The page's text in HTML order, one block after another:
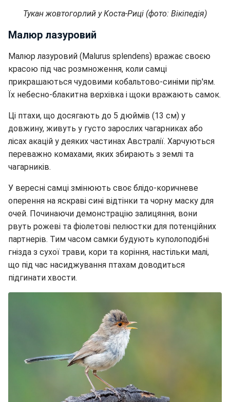
Тукан жовтогорлий у Коста-Риці (фото: Вікіпедія)
Малюр лазуровий
Малюр лазуровий (Malurus splendens) вражає своєю
красою під час розмноження, коли самці
прикрашаються чудовими кобальтово-синіми пір'ям.
Їх небесно-блакитна верхівка і щоки вражають самок.
Ці птахи, що досягають до 5 дюймів (13 см) у
довжину, живуть у густо зарослих чагарниках або
лісах акацій у деяких частинах Австралії. Харчуються
переважно комахами, яких збирають з землі та
чагарників.
У вересні самці змінюють своє блідо-коричневе
оперення на яскраві сині відтінки та чорну маску для
очей. Починаючи демонстрацію залицяння, вони
рвуть рожеві та фіолетові пелюстки для потенційних
партнерів. Тим часом самки будують куполоподібні
гнізда з сухої трави, кори та коріння, настільки малі,
що під час насиджування птахам доводиться
підгинати хвости.